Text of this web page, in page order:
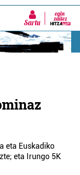
Sartu
eta Euskadiko
eta Irungo 5K